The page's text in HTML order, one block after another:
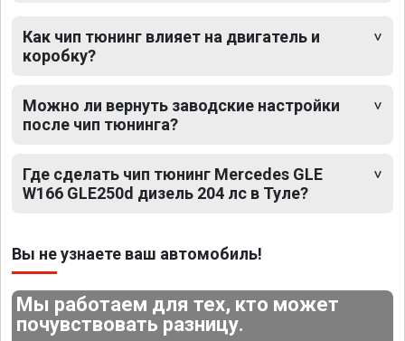
Как чип тюнинг влияет на двигатель и
коробку?
Можно ли вернуть заводские настройки
после чип тюнинга?
Где сделать чип тюнинг Mercedes GLE
W166 GLE250d дизель 204 лс в Туле?
Вы не узнаете ваш автомобиль!
Мы работаем для тех, кто может
почувствовать разницу.